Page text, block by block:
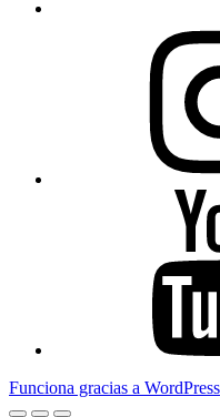
Funciona gracias a WordPress